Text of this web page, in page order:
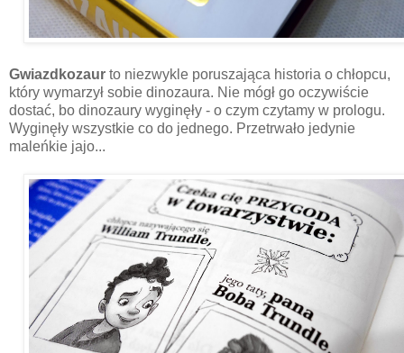
Gwiazdkozaur to niezwykle poruszająca historia o chłopcu,
który wymarzył sobie dinozaura. Nie mógł go oczywiście
dostać, bo dinozaury wyginęły - o czym czytamy w prologu.
Wyginęły wszystkie co do jednego. Przetrwało jedynie
maleńkie jajo...